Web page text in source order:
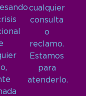
cualquier
consulta
o
reclamo.
Estamos
para
atenderlo.